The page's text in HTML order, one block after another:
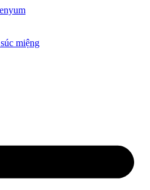
miệng